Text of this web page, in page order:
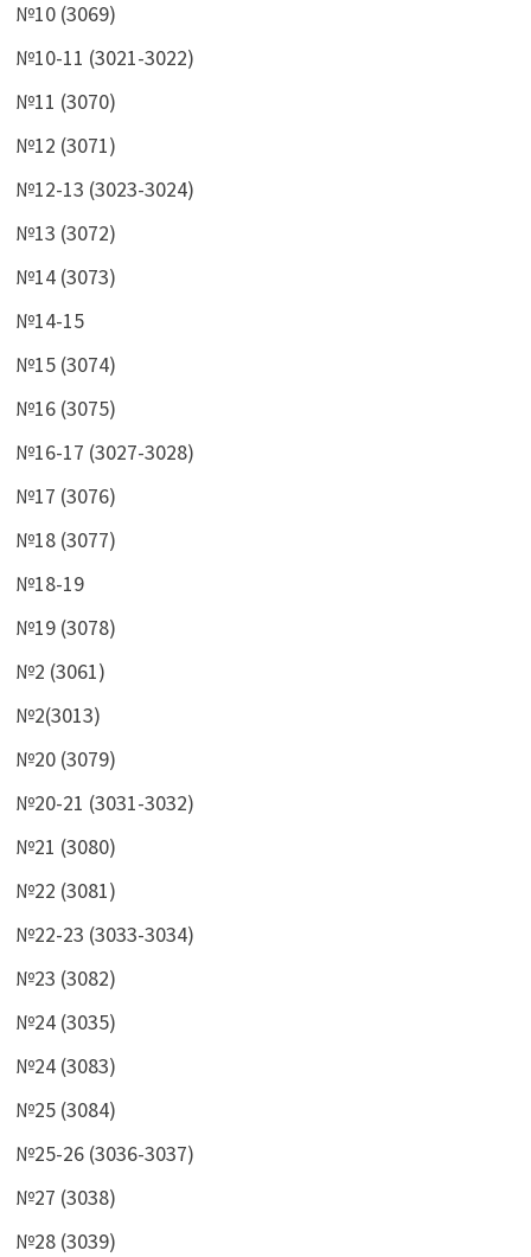
№10 (3069)
№10-11 (3021-3022)
№11 (3070)
№12 (3071)
№12-13 (3023-3024)
№13 (3072)
№14 (3073)
№14-15
№15 (3074)
№16 (3075)
№16-17 (3027-3028)
№17 (3076)
№18 (3077)
№18-19
№19 (3078)
№2 (3061)
№2(3013)
№20 (3079)
№20-21 (3031-3032)
№21 (3080)
№22 (3081)
№22-23 (3033-3034)
№23 (3082)
№24 (3035)
№24 (3083)
№25 (3084)
№25-26 (3036-3037)
№27 (3038)
№28 (3039)